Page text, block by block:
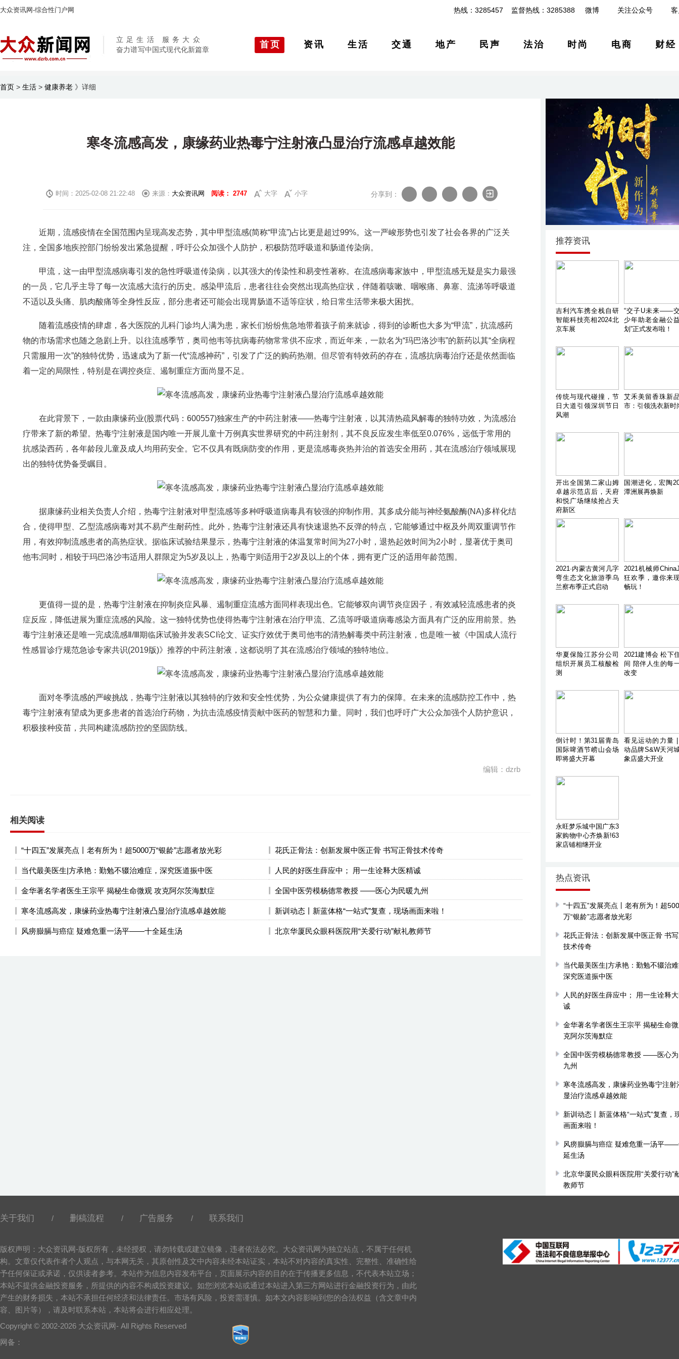
大众资讯网-综合性门户网 热线：3285457 监督热线：3285388 微博 关注公众号
立足生活 服务大众
奋力谱写中国式现代化新篇章
首页 资讯 生活 交通 地产 民声 法治 时尚 电商 财经
首页 > 生活 > 健康养老 》 详细
寒冬流感高发，康缘药业热毒宁注射液凸显治疗流感卓越效能
时间：2025-02-08 21:22:48 来源： 大众资讯网 阅读： 2747 大字 小字 分享到：
近期，流感疫情在全国范围内呈现高发态势，其中甲型流感(简称“甲流”)占比更是超过99%。这一严峻形势也引发了社会各界的广泛关
注，全国多地疾控部门纷纷发出紧急提醒，呼吁公众加强个人防护，积极防范呼吸道和肠道传染病。
甲流，这一由甲型流感病毒引发的急性呼吸道传染病，以其强大的传染性和易变性著称。在流感病毒家族中，甲型流感无疑是实力最强
的一员，它几乎主导了每一次流感大流行的历史。感染甲流后，患者往往会突然出现高热症状，伴随着咳嗽、咽喉痛、鼻塞、流涕等呼吸道
不适以及头痛、肌肉酸痛等全身性反应，部分患者还可能会出现胃肠道不适等症状，给日常生活带来极大困扰。
随着流感疫情的肆虐，各大医院的儿科门诊均人满为患，家长们纷纷焦急地带着孩子前来就诊，得到的诊断也大多为“甲流”，抗流感药
物的市场需求也随之急剧上升。以往流感季节，奥司他韦等抗病毒药物常常供不应求，而近年来，一款名为“玛巴洛沙韦”的新药以其“全病程
只需服用一次”的独特优势，迅速成为了新一代“流感神药”，引发了广泛的购药热潮。但尽管有特效药的存在，流感抗病毒治疗还是依然面临
着一定的局限性，特别是在调控炎症、遏制重症方面尚显不足。
在此背景下，一款由康缘药业(股票代码：600557)独家生产的中药注射液——热毒宁注射液，以其清热疏风解毒的独特功效，为流感治
疗带来了新的希望。热毒宁注射液是国内唯一开展儿童十万例真实世界研究的中药注射剂，其不良反应发生率低至0.076%，远低于常用的
抗感染西药，各年龄段儿童及成人均用药安全。它不仅具有既病防变的作用，更是流感毒炎热并治的首选安全用药，其在流感治疗领域展现
出的独特优势备受瞩目。
据康缘药业相关负责人介绍，热毒宁注射液对甲型流感等多种呼吸道病毒具有较强的抑制作用。其多成分能与神经氨酸酶(NA)多样化结
合，使得甲型、乙型流感病毒对其不易产生耐药性。此外，热毒宁注射液还具有快速退热不反弹的特点，它能够通过中枢及外周双重调节作
用，有效抑制流感患者的高热症状。据临床试验结果显示，热毒宁注射液的体温复常时间为27小时，退热起效时间为2小时，显著优于奥司
他韦;同时，相较于玛巴洛沙韦适用人群限定为5岁及以上，热毒宁则适用于2岁及以上的个体，拥有更广泛的适用年龄范围。
更值得一提的是，热毒宁注射液在抑制炎症风暴、遏制重症流感方面同样表现出色。它能够双向调节炎症因子，有效减轻流感患者的炎
症反应，降低进展为重症流感的风险。这一独特优势也使得热毒宁注射液在治疗甲流、乙流等呼吸道病毒感染方面具有广泛的应用前景。热
毒宁注射液还是唯一完成流感Ⅱ/Ⅲ期临床试验并发表SCI论文、证实疗效优于奥司他韦的清热解毒类中药注射液，也是唯一被《中国成人流行
性感冒诊疗规范急诊专家共识(2019版)》推荐的中药注射液，这都说明了其在流感治疗领域的独特地位。
面对冬季流感的严峻挑战，热毒宁注射液以其独特的疗效和安全性优势，为公众健康提供了有力的保障。在未来的流感防控工作中，热
毒宁注射液有望成为更多患者的首选治疗药物，为抗击流感疫情贡献中医药的智慧和力量。同时，我们也呼吁广大公众加强个人防护意识，
积极接种疫苗，共同构建流感防控的坚固防线。
编辑：dzrb
相关阅读
“十四五”发展亮点丨老有所为！超5000万“银龄”志愿者放光彩 花氏正骨法：创新发展中医正骨 书写正骨技术传奇
当代最美医生|方承艳：勤勉不辍治难症，深究医道振中医 人民的好医生薛应中； 用一生诠释大医精诚
金华著名学者医生王宗平 揭秘生命微观 攻克阿尔茨海默症 全国中医劳模杨德常教授 ——医心为民暖九州
寒冬流感高发，康缘药业热毒宁注射液凸显治疗流感卓越效能 新训动态丨新蓝体格“一站式”复查，现场画面来啦！
风痨臌膈与癌症 疑难危重一汤平——十全延生汤 北京华厦民众眼科医院用“关爱行动”献礼教师节
推荐资讯
吉利汽车携全栈自研
智能科技亮相2024北
京车展
“交子U未来——
少年助老金融公
划”正式发布啦！
传统与现代碰撞，节
日大道引领深圳节日
风潮
艾禾美留香珠新
市：引领洗衣新时
开出全国第二家山姆
卓越示范店后，天府
和悦广场继续抢占天
府新区
国潮进化，宏陶
潭洲展再焕新
2021·内蒙古黄河几字
弯生态文化旅游季乌
兰察布季正式启动
2021机械师
狂欢季，邀你来
畅玩！
华夏保险江苏分公司
组织开展员工核酸检
测
2021建博会 松下
间 陪伴人生的每
改变
倒计时！第31届青岛
国际啤酒节崂山会场
即将盛大开幕
看见运动的力量
动品牌S&W天河
象店盛大开业
永旺梦乐城中国广东3
家购物中心齐焕新!63
家店铺相继开业
热点资讯
“十四五”发展亮点丨老有所为！超
万“银龄”志愿者放光彩
花氏正骨法：创新发展中医正骨 书
技术传奇
当代最美医生|方承艳：勤勉不辍治
深究医道振中医
人民的好医生薛应中； 用一生诠释
诚
金华著名学者医生王宗平 揭秘生命
克阿尔茨海默症
全国中医劳模杨德常教授 ——医心
九州
寒冬流感高发，康缘药业热毒宁注射
显治疗流感卓越效能
新训动态丨新蓝体格“一站式”复查，
画面来啦！
风痨臌膈与癌症 疑难危重一汤平
延生汤
北京华厦民众眼科医院用“关爱行动”
教师节
关于我们 / 删稿流程 / 广告服务 / 联系我们
版权声明：大众资讯网-版权所有，未经授权，请勿转载或建立镜像，违者依法必究。大众资讯网为独立站点，不属于任何机
构。文章仅代表作者个人观点，与本网无关，其原创性及文中内容未经本站证实，本站不对内容的真实性、完整性、准确性给
予任何保证或承诺，仅供读者参考。本站作为信息内容发布平台，页面展示内容的目的在于传播更多信息，不代表本站立场；
本站不提供金融投资服务，所提供的内容不构成投资建议。如您浏览本站或通过本站进入第三方网站进行金融投资行为，由此
产生的财务损失，本站不承担任何经济和法律责任。市场有风险，投资需谨慎。如本文内容影响到您的合法权益（含文章中内
容、图片等），请及时联系本站，本站将会进行相应处理。
Copyright © 2002-2026 大众资讯网- All Rights Reserved
网备：